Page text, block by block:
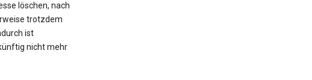
löschen, nach
trotzdem
ist
nicht mehr